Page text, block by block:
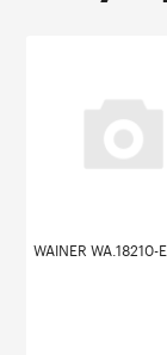
WAINER WA.18210-E